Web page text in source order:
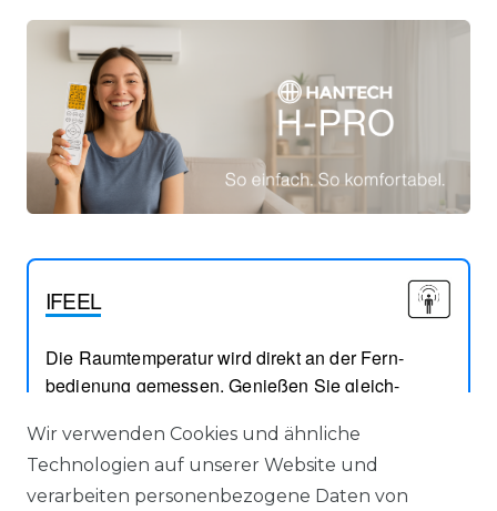
IFEEL
Die Raumtemperatur wird direkt an der Fern-
bedienung gemessen. Genießen Sie gleich-
Wir verwenden Cookies und ähnliche
Technologien auf unserer Website und
verarbeiten personenbezogene Daten von